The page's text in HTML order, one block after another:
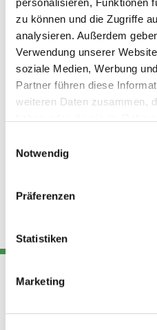
zu können und die Zugriffe
analysieren. Außerdem
Verwendung unserer
soziale Medien, Werbung
Partner führen diese
weiteren Daten zusammen,
Notwendig
Präferenzen
Statistiken
Marketing
Adresse